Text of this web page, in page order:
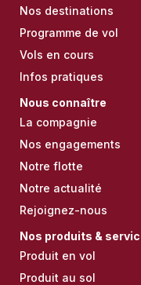
Nos destinations
Programme de vol
Vols en cours
Infos pratiques
Nous connaître
La compagnie
Nos engagements
Notre flotte
Notre actualité
Rejoignez-nous
Nos produits &
Produit en vol
Produit au sol